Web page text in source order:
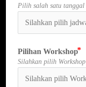
Pilih salah satu tanggal
Pilihan Workshop
Silahkan pilih Workshop